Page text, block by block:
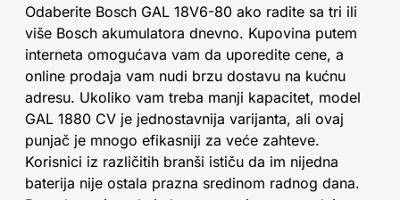
Odaberite Bosch GAL 18V6-80 ako radite sa tri ili
više Bosch akumulatora dnevno. Kupovina putem
interneta omogućava vam da uporedite cene, a
online prodaja vam nudi brzu dostavu na kućnu
adresu. Ukoliko vam treba manji kapacitet, model
GAL 1880 CV je jednostavnija varijanta, ali ovaj
punjač je mnogo efikasniji za veće zahteve.
Korisnici iz različitih branši ističu da im nijedna
baterija nije ostala prazna sredinom radnog dana.